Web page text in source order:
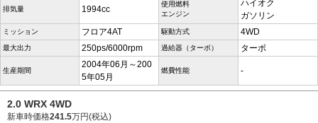
排気量 1994cc
使用燃料
エンジン
ハイオク
ガソリン
ミッション フロア4AT 駆動方式 4WD
最大出力 250ps/6000rpm 過給器（ターボ） ターボ
生産期間
2004年06月～200
5年05月
燃費性能 -
2.0 WRX 4WD
新車時価格241.5万円(税込)